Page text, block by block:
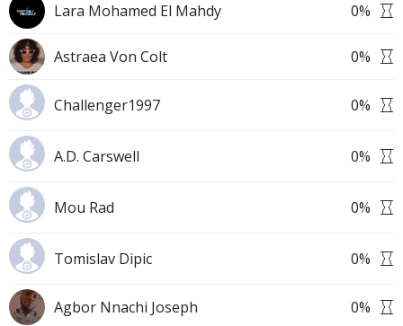
Lara Mohamed El Mahdy 0%
Astraea Von Colt 0%
Challenger1997 0%
A.D. Carswell 0%
Mou Rad 0%
Tomislav Dipic 0%
Agbor Nnachi Joseph 0%